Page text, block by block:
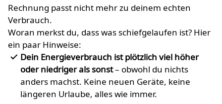
Rechnung passt nicht mehr zu deinem echten
Verbrauch.
Woran merkst du, dass was schiefgelaufen ist? Hier
ein paar Hinweise:
Dein Energieverbrauch ist plötzlich viel höher
oder niedriger als sonst– obwohl du nichts
anders machst. Keine neuen Geräte, keine
längeren Urlaube, alles wie immer.